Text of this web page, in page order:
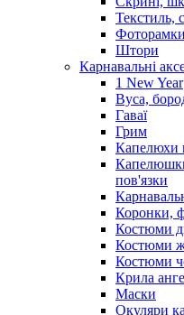
Текстиль,
Штори
Карнавальні
1 New Year
Вуса,
Гаваї
Грим
Капелюхи
пов'язки
Коронки,
Костюми
Костюми
Костюми
Крила
Маски
Окуляри